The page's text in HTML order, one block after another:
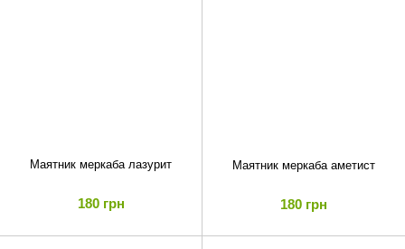
Маятник меркаба лазурит
180 грн
Маятник меркаба аметист
180 грн